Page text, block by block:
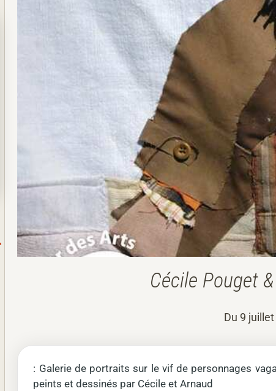
Cécile Pouget
Du 9
: Galerie de portraits sur le vif de personnages
peints et dessinés par Cécile et Arnaud